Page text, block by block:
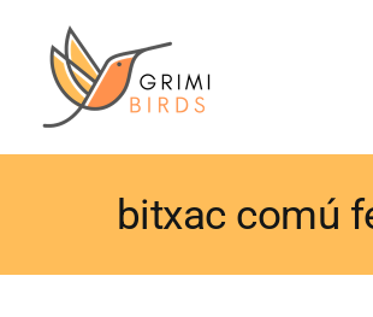
contenido
bitxac comú